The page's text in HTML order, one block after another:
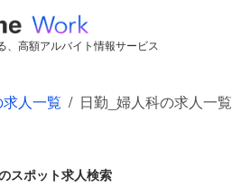
、高額アルバイト情報サービス
人一覧 / 日勤_婦人科の求人一覧
スポット求人検索